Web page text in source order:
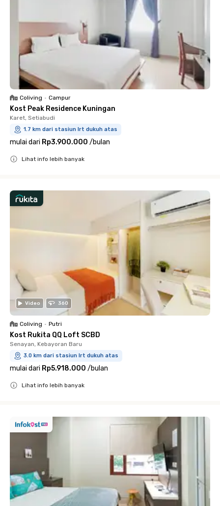
Coliving • Campur
Kost Peak Residence Kuningan
Karet, Setiabudi
1.7 km dari stasiun lrt dukuh atas
mulai dari Rp3.900.000 /bulan
Lihat info lebih banyak
Video 360
Coliving • Putri
Kost Rukita QQ Loft SCBD
Senayan, Kebayoran Baru
3.0 km dari stasiun lrt dukuh atas
mulai dari Rp5.918.000 /bulan
Lihat info lebih banyak